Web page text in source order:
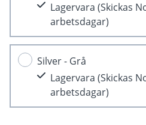
Lagervara (Skickas
arbetsdagar)
Silver - Grå
Lagervara (Skickas
arbetsdagar)